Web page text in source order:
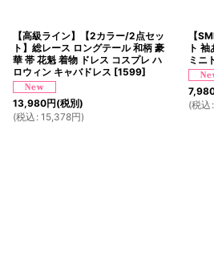
【高級ライン】【2カラー/2点セッ
ト】総レース ロングテール 和柄 豪
華 帯 花魁 着物 ドレス コスプレ ハ
ロウィン キャバドレス [1599]
13,980円(税別)
(税込 : 15,378円)
【
ト
ミニ
(税込 :